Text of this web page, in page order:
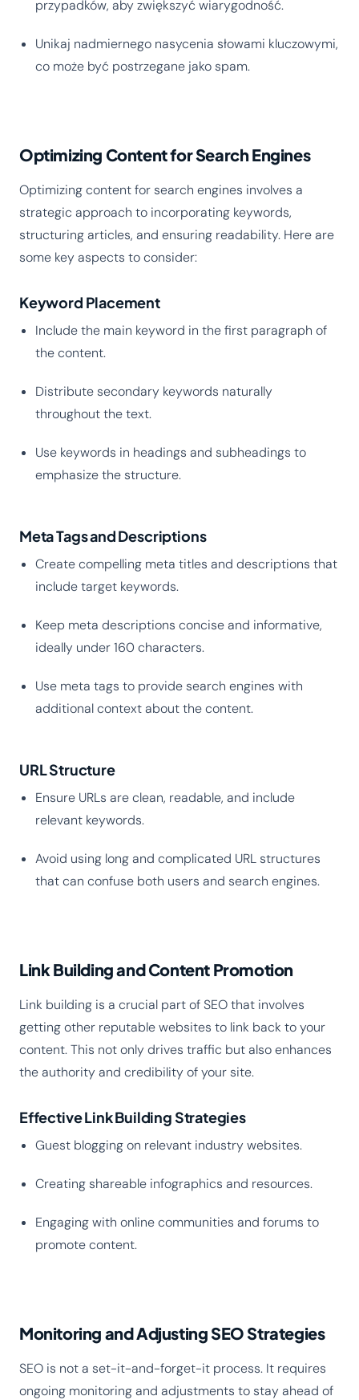
przypadków, aby zwiększyć wiarygodność.
Unikaj nadmiernego nasycenia słowami kluczowymi,
co może być postrzegane jako spam.
Optimizing Content for Search Engines
Optimizing content for search engines involves a
strategic approach to incorporating keywords,
structuring articles, and ensuring readability. Here are
some key aspects to consider:
Keyword Placement
Include the main keyword in the first paragraph of
the content.
Distribute secondary keywords naturally
throughout the text.
Use keywords in headings and subheadings to
emphasize the structure.
Meta Tags and Descriptions
Create compelling meta titles and descriptions that
include target keywords.
Keep meta descriptions concise and informative,
ideally under 160 characters.
Use meta tags to provide search engines with
additional context about the content.
URL Structure
Ensure URLs are clean, readable, and include
relevant keywords.
Avoid using long and complicated URL structures
that can confuse both users and search engines.
Link Building and Content Promotion
Link building is a crucial part of SEO that involves
getting other reputable websites to link back to your
content. This not only drives traffic but also enhances
the authority and credibility of your site.
Effective Link Building Strategies
Guest blogging on relevant industry websites.
Creating shareable infographics and resources.
Engaging with online communities and forums to
promote content.
Monitoring and Adjusting SEO Strategies
SEO is not a set-it-and-forget-it process. It requires
ongoing monitoring and adjustments to stay ahead of